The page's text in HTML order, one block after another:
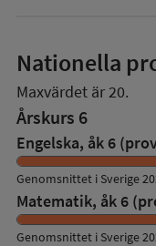
Nationella
Maxvärdet är 20.
Årskurs 6
Engelska, åk 6
Genomsnittet i Sverige
Matematik, åk 6
Genomsnittet i Sverige